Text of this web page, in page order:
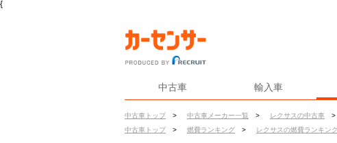
{
中古車 輸入車
中古車トップ > 中古車メーカー一覧 > レクサスの中古車 >
中古車トップ
> 燃費ランキング > レクサスの燃費ランキン